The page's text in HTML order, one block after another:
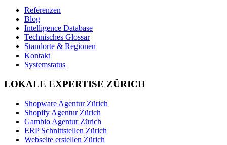
Referenzen
Blog
Intelligence Database
Technisches Glossar
Standorte & Regionen
Kontakt
Systemstatus
LOKALE EXPERTISE ZÜRICH
Shopware Agentur Zürich
Shopify Agentur Zürich
Gambio Agentur Zürich
ERP Schnittstellen Zürich
Webseite erstellen Zürich